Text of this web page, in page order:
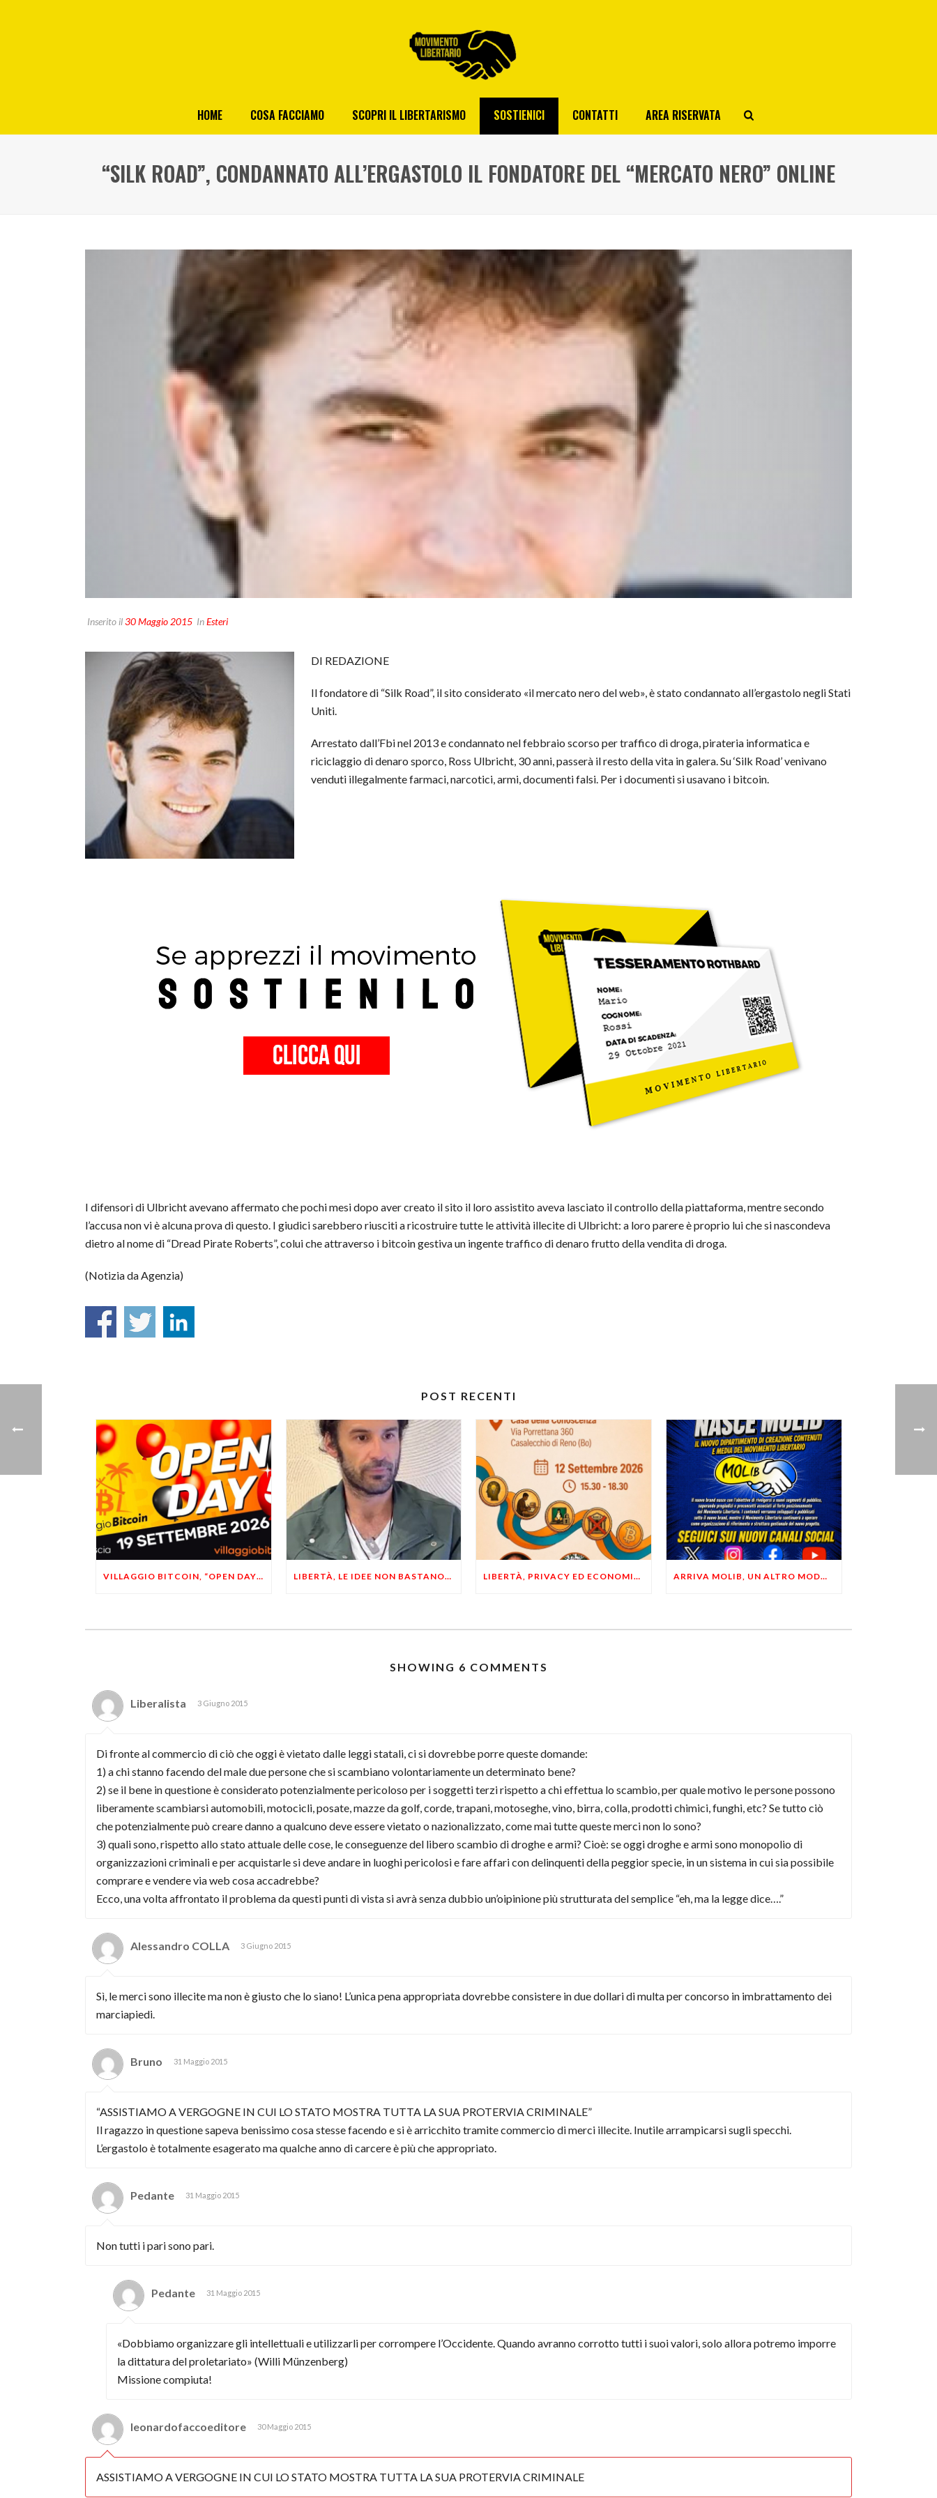
HOME COSA FACCIAMO SCOPRI IL LIBERTARISMO SOSTIENICI CONTATTI AREA RISERVATA
“SILK ROAD”, CONDANNATO ALL’ERGASTOLO IL FONDATORE DEL “MERCATO NERO” ONLINE
Inserito il30 Maggio 2015 InEsteri
DI REDAZIONE
Il fondatore di “Silk Road”, il sito considerato «il mercato nero del web», è stato condannato all’ergastolo negli Stati
Uniti.
Arrestato dall’Fbi nel 2013 e condannato nel febbraio scorso per traffico di droga, pirateria informatica e
riciclaggio di denaro sporco, Ross Ulbricht, 30 anni, passerà il resto della vita in galera. Su ‘Silk Road’ venivano
venduti illegalmente farmaci, narcotici, armi, documenti falsi. Per i documenti si usavano i bitcoin.
I difensori di Ulbricht avevano affermato che pochi mesi dopo aver creato il sito il loro assistito aveva lasciato il controllo della piattaforma, mentre secondo
l’accusa non vi è alcuna prova di questo. I giudici sarebbero riusciti a ricostruire tutte le attività illecite di Ulbricht: a loro parere è proprio lui che si nascondeva
dietro al nome di “Dread Pirate Roberts”, colui che attraverso i bitcoin gestiva un ingente traffico di denaro frutto della vendita di droga.
(Notizia da Agenzia)
POST RECENTI
VILLAGGIO BITCOIN, “OPEN DAY 5”: LEONARDO FACCO OSPITE A BRESCIA LIBERTÀ, LE IDEE NON BASTANO! SERVONO ESEMPI E UN PO’ DI COERENZA LIBERTÀ, PRIVACY ED ECONOMIA DEL BUON SENSO: FACCO E MUSUMECI A CASALECCHIO DI RENO (BO) ARRIVA MOLIB, UN ALTRO MODO DI COMUNICARE LIBERTARIO
SHOWING 6 COMMENTS
Liberalista 3 Giugno 2015
Di fronte al commercio di ciò che oggi è vietato dalle leggi statali, ci si dovrebbe porre queste domande:
1) a chi stanno facendo del male due persone che si scambiano volontariamente un determinato bene?
2) se il bene in questione è considerato potenzialmente pericoloso per i soggetti terzi rispetto a chi effettua lo scambio, per quale motivo le persone possono
liberamente scambiarsi automobili, motocicli, posate, mazze da golf, corde, trapani, motoseghe, vino, birra, colla, prodotti chimici, funghi, etc? Se tutto ciò
che potenzialmente può creare danno a qualcuno deve essere vietato o nazionalizzato, come mai tutte queste merci non lo sono?
3) quali sono, rispetto allo stato attuale delle cose, le conseguenze del libero scambio di droghe e armi? Cioè: se oggi droghe e armi sono monopolio di
organizzazioni criminali e per acquistarle si deve andare in luoghi pericolosi e fare affari con delinquenti della peggior specie, in un sistema in cui sia possibile
comprare e vendere via web cosa accadrebbe?
Ecco, una volta affrontato il problema da questi punti di vista si avrà senza dubbio un’oipinione più strutturata del semplice “eh, ma la legge dice….”
Alessandro COLLA 3 Giugno 2015
Sì, le merci sono illecite ma non è giusto che lo siano! L’unica pena appropriata dovrebbe consistere in due dollari di multa per concorso in imbrattamento dei
marciapiedi.
Bruno 31 Maggio 2015
“ASSISTIAMO A VERGOGNE IN CUI LO STATO MOSTRA TUTTA LA SUA PROTERVIA CRIMINALE”
Il ragazzo in questione sapeva benissimo cosa stesse facendo e si è arricchito tramite commercio di merci illecite. Inutile arrampicarsi sugli specchi.
L’ergastolo è totalmente esagerato ma qualche anno di carcere è più che appropriato.
Pedante 31 Maggio 2015
Non tutti i pari sono pari.
Pedante 31 Maggio 2015
«Dobbiamo organizzare gli intellettuali e utilizzarli per corrompere l’Occidente. Quando avranno corrotto tutti i suoi valori, solo allora potremo imporre
la dittatura del proletariato» (Willi Münzenberg)
Missione compiuta!
leonardofaccoeditore 30 Maggio 2015
ASSISTIAMO A VERGOGNE IN CUI LO STATO MOSTRA TUTTA LA SUA PROTERVIA CRIMINALE